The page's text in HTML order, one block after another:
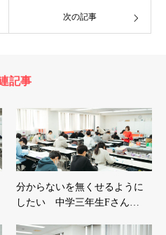
次の記事
記事
分からないを無くせるように
したい 中学三年生Fさん…